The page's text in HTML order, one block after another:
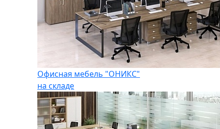
Офисная мебель "ОНИКС"
на складе